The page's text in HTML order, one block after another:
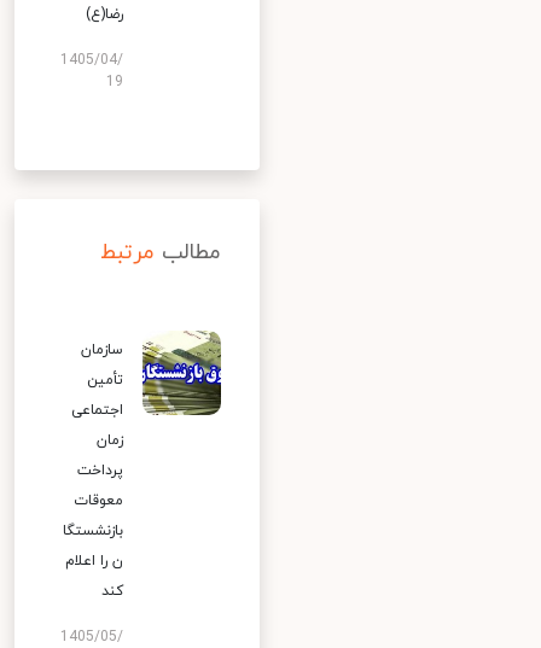
رضا(ع)
1405/04/
19
مطالب مرتبط
سازمان
تأمین
اجتماعی
زمان
پرداخت
معوقات
بازنشستگا
ن را اعلام
کند
1405/05/